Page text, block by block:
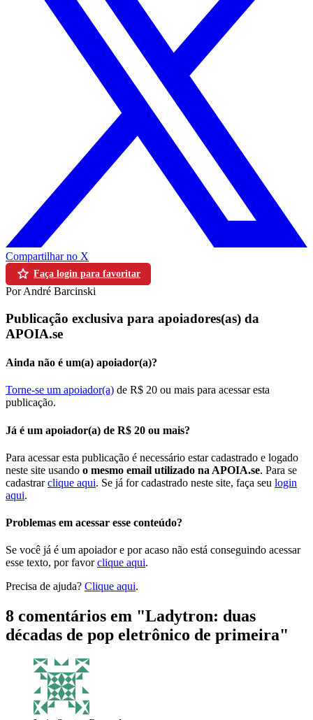
Compartilhar no X
Faça login para favoritar
Por André Barcinski
Publicação exclusiva para apoiadores(as) da
APOIA.se
Ainda não é um(a) apoiador(a)?
Torne-se um apoiador(a) de R$ 20 ou mais para acessar esta
publicação.
Já é um apoiador(a) de R$ 20 ou mais?
Para acessar esta publicação é necessário estar cadastrado e logado
neste site usando o mesmo email utilizado na APOIA.se. Para se
cadastrarclique aqui. Se já for cadastrado neste site, faça seu login
aqui.
Problemas em acessar esse conteúdo?
Se você já é um apoiador e por acaso não está conseguindo acessar
esse texto, por favorclique aqui.
Precisa de ajuda? Clique aqui.
8 comentários em "Ladytron: duas
décadas de pop eletrônico de primeira"